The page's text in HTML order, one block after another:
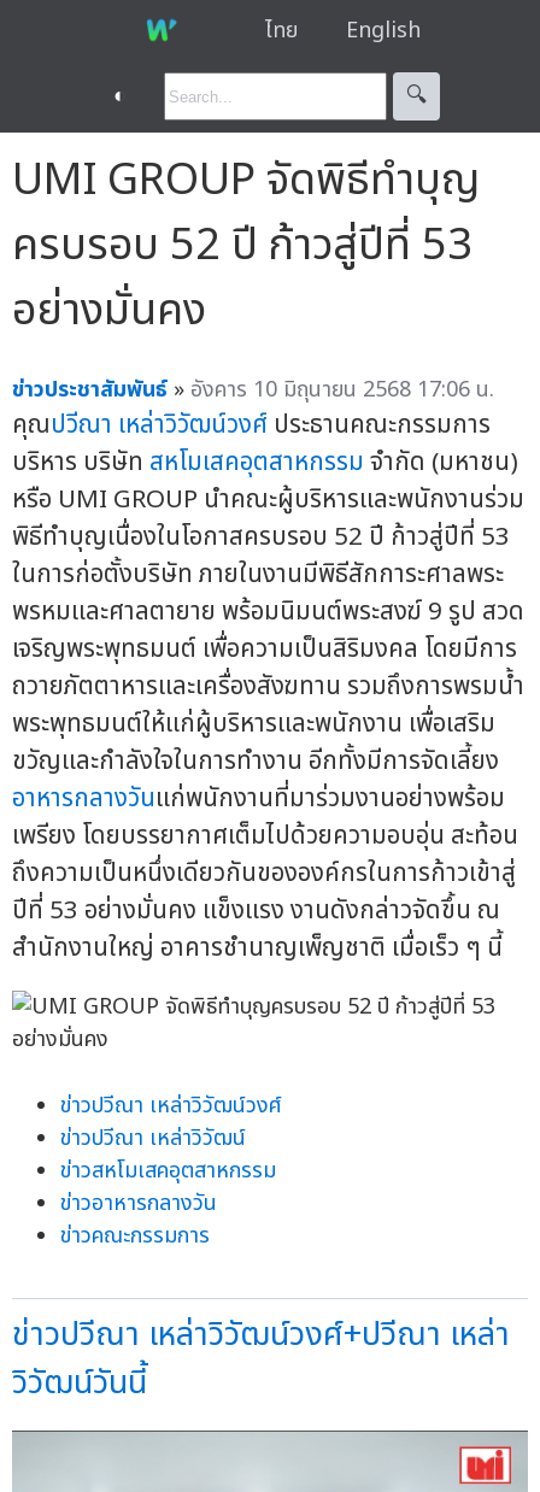
ไทย English
◐ 🔍︎
UMI GROUP จัดพิธีทำบุญ
ครบรอบ 52 ปี ก้าวสู่ปีที่ 53
อย่างมั่นคง
ข่าวประชาสัมพันธ์ » อังคาร 10 มิถุนายน 2568 17:06 น.
คุณปวีณา เหล่าวิวัฒน์วงศ์ ประธานคณะกรรมการ
บริหาร บริษัท สหโมเสคอุตสาหกรรม จำกัด (มหาชน)
หรือ UMI GROUP นำคณะผู้บริหารและพนักงานร่วม
พิธีทำบุญเนื่องในโอกาสครบรอบ 52 ปี ก้าวสู่ปีที่ 53
ในการก่อตั้งบริษัท ภายในงานมีพิธีสักการะศาลพระ
พรหมและศาลตายาย พร้อมนิมนต์พระสงฆ์ 9 รูป สวด
เจริญพระพุทธมนต์ เพื่อความเป็นสิริมงคล โดยมีการ
ถวายภัตตาหารและเครื่องสังฆทาน รวมถึงการพรมน้ำ
พระพุทธมนต์ให้แก่ผู้บริหารและพนักงาน เพื่อเสริม
ขวัญและกำลังใจในการทำงาน อีกทั้งมีการจัดเลี้ยง
อาหารกลางวันแก่พนักงานที่มาร่วมงานอย่างพร้อม
เพรียง โดยบรรยากาศเต็มไปด้วยความอบอุ่น สะท้อน
ถึงความเป็นหนึ่งเดียวกันขององค์กรในการก้าวเข้าสู่
ปีที่ 53 อย่างมั่นคง แข็งแรง งานดังกล่าวจัดขึ้น ณ
สำนักงานใหญ่ อาคารชำนาญเพ็ญชาติ เมื่อเร็ว ๆ นี้
ข่าวปวีณา เหล่าวิวัฒน์วงศ์
ข่าวปวีณา เหล่าวิวัฒน์
ข่าวสหโมเสคอุตสาหกรรม
ข่าวอาหารกลางวัน
ข่าวคณะกรรมการ
ข่าวปวีณา เหล่าวิวัฒน์วงศ์+ปวีณา เหล่า
วิวัฒน์วันนี้